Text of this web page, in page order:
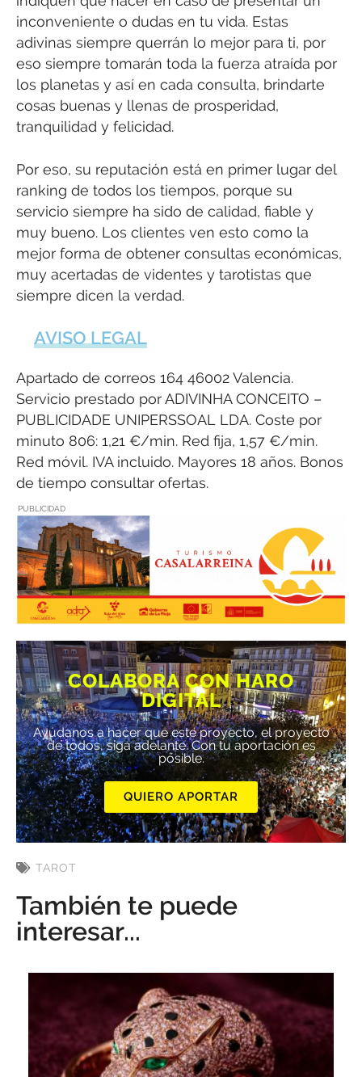
inconveniente o dudas en tu vida. Estas
adivinas siempre querrán lo mejor para ti, por
eso siempre tomarán toda la fuerza atraída por
los planetas y así en cada consulta, brindarte
cosas buenas y llenas de prosperidad,
tranquilidad y felicidad.
Por eso, su reputación está en primer lugar del
ranking de todos los tiempos, porque su
servicio siempre ha sido de calidad, fiable y
muy bueno. Los clientes ven esto como la
mejor forma de obtener consultas económicas,
muy acertadas de videntes y tarotistas que
siempre dicen la verdad.
AVISO LEGAL
Apartado de correos 164 46002 Valencia.
Servicio prestado por ADIVINHA CONCEITO –
PUBLICIDADE UNIPERSSOAL LDA. Coste por
minuto 806: 1,21 €/min. Red fija, 1,57 €/min.
Red móvil. IVA incluido. Mayores 18 años. Bonos
de tiempo consultar ofertas.
PUBLICIDAD
COLABORA CON HARO
DIGITAL
Ayúdanos a hacer que este proyecto, el proyecto
de todos, siga adelante. Con tu aportación es
posible.
QUIERO APORTAR
TAROT
También te puede
interesar...